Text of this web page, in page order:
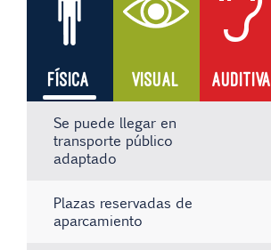
FÍSICA VISUAL AUDITIVA
Se puede llegar en
transporte público
adaptado
Plazas reservadas de
aparcamiento